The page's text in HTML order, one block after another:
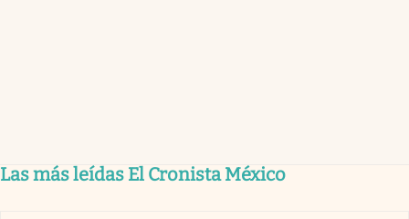
Las más leídas El Cronista México